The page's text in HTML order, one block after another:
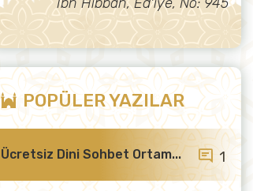
POPÜLER YAZILAR
Ücretsiz Dini Sohbet Ortam... 1